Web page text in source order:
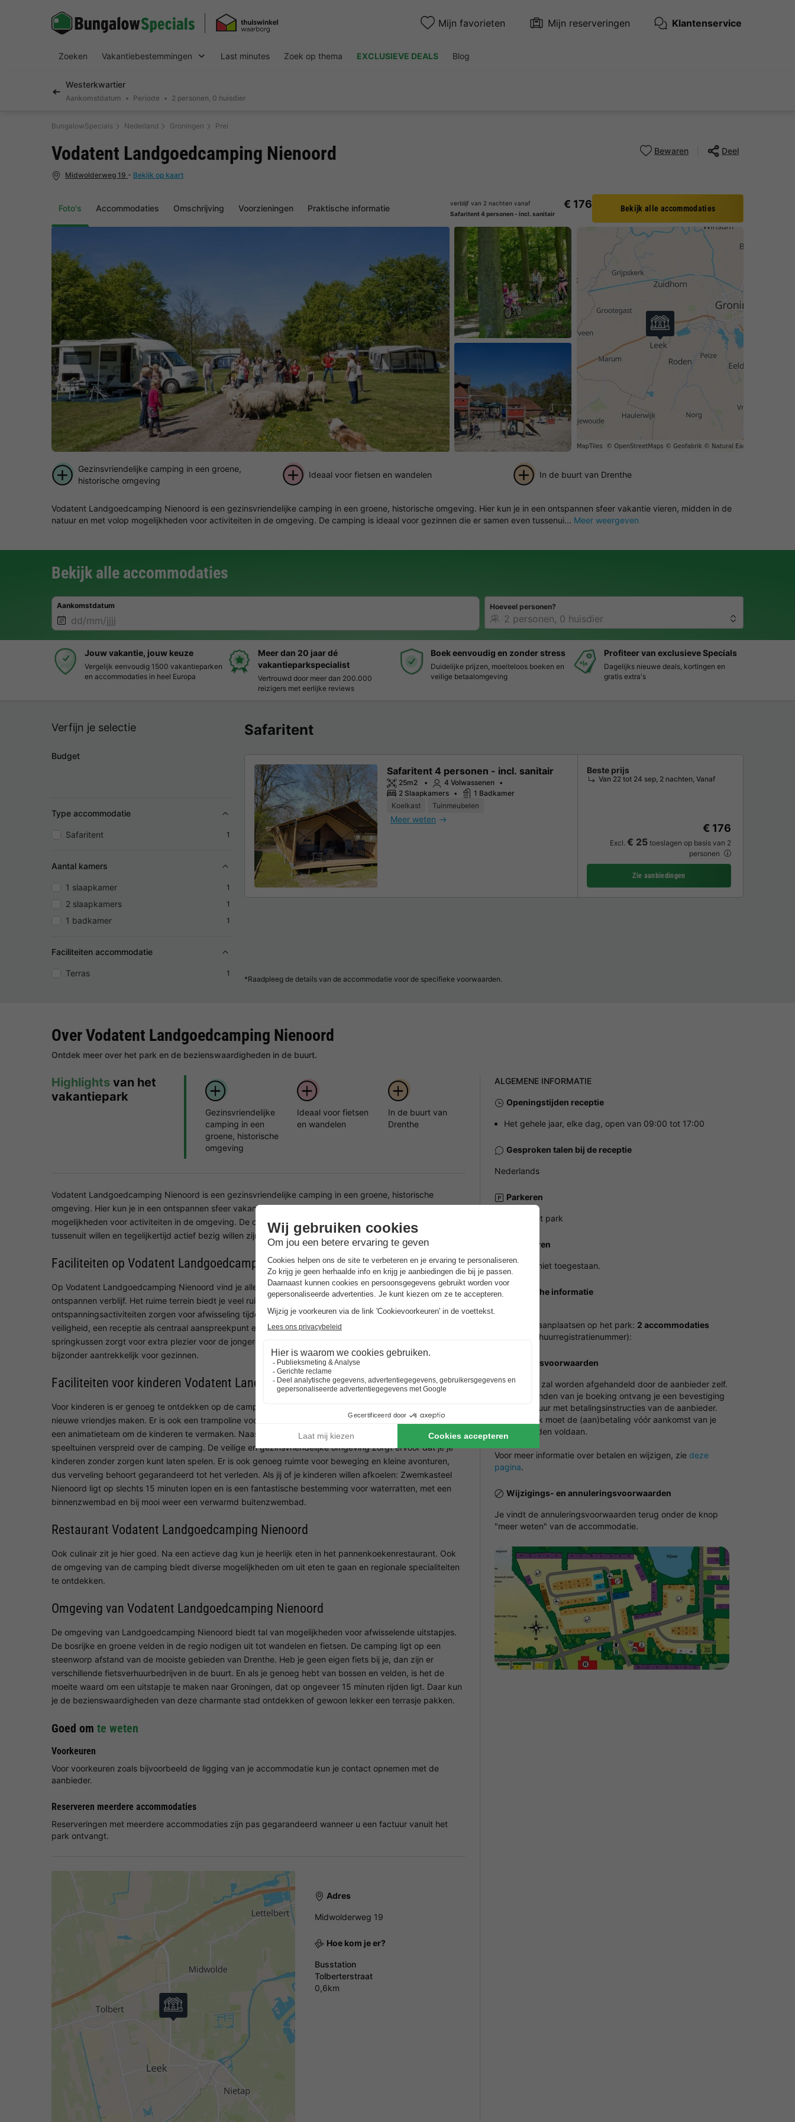
Mijn favorieten Mijn reserveringen Klantenservice
Zoeken Vakantiebestemmingen Last minutes Zoek op thema EXCLUSIEVE DEALS Blog
Westerkwartier
Aankomstdatum Periode 2 personen, 0 huisdier
BungalowSpecials Nederland Groningen Prei
Foto's Accommodaties Omschrijving Voorzieningen Praktische informatie
verblijf van 2 nachten vanaf
Safaritent 4 personen - incl. sanitair
€ 176 Bekijk alle accommodaties
Vodatent Landgoedcamping Nienoord Bewaren Deel
Midwolderweg 19 - Bekijk op kaart
foto's
Gezinsvriendelijke camping in een groene,
historische omgeving
Ideaal voor fietsen en wandelen In de buurt van Drenthe
Vodatent Landgoedcamping Nienoord is een gezinsvriendelijke camping in een groene, historische omgeving. Hier kun je in een ontspannen sfeer vakantie vieren, midden in de
natuur en met volop mogelijkheden voor activiteiten in de omgeving. De camping is ideaal voor gezinnen die er samen even tussenui... Meer weergeven
Bekijk alle accommodaties
Aankomstdatum Hoeveel personen?
Jouw vakantie, jouw keuze
Vergelijk eenvoudig 1500 vakantieparken
en accommodaties in heel Europa
Meer dan 20 jaar dé
vakantieparkspecialist
Vertrouwd door meer dan 200.000
reizigers met eerlijke reviews
Boek eenvoudig en zonder stress
Duidelijke prijzen, moeiteloos boeken en
veilige betaalomgeving
Profiteer van exclusieve Specials
Dagelijks nieuwe deals, kortingen en
gratis extra's
Verfijn je selectie
Budget
Type accommodatie
Safaritent 1
Aantal kamers
1 slaapkamer 1
2 slaapkamers 1
1 badkamer 1
Faciliteiten accommodatie
Terras 1
Safaritent
Safaritent 4 personen - incl. sanitair
25m2
4 Volwassenen
2 Slaapkamers
1 Badkamer
Koelkast
Tuinmeubelen
Meer weten
Beste prijs
Van 22 tot 24 sep, 2 nachten, Vanaf
€ 176
Excl. € 25 toeslagen op basis van 2
personen
Zie aanbiedingen
*Raadpleeg de details van de accommodatie voor de specifieke voorwaarden.
Over Vodatent Landgoedcamping Nienoord
Ontdek meer over het park en de bezienswaardigheden in de buurt.
Highlights van het
vakantiepark
Gezinsvriendelijke
camping in een
groene, historische
omgeving
Ideaal voor fietsen
en wandelen
In de buurt van
Drenthe
Vodatent Landgoedcamping Nienoord is een gezinsvriendelijke camping in een groene, historische
omgeving. Hier kun je in een ontspannen sfeer vakantie vieren, midden in de natuur en met volop
mogelijkheden voor activiteiten in de omgeving. De camping is ideaal voor gezinnen die er samen even
tussenuit willen en tegelijkertijd actief bezig willen zijn.
Faciliteiten op Vodatent Landgoedcamping Nienoord
Op Vodatent Landgoedcamping Nienoord vind je alles wat je nodig hebt voor een aangenaam en
ontspannen verblijf. Het ruime terrein biedt je veel ruimte om te ontspannen en te spelen. Diverse sport- en
ontspanningsactiviteiten zorgen voor afwisseling tijdens je vakantie. Ook is er een EHBO-post voor extra
veiligheid, een receptie als centraal aanspreekpunt en een sportveld voor actieve uurtjes. Een
springkussen zorgt voor extra plezier voor de jongere gasten. De rustige ligging maakt de camping
bijzonder aantrekkelijk voor gezinnen.
Faciliteiten voor kinderen Vodatent Landgoedcamping Nienoord
Voor kinderen is er genoeg te ontdekken op de camping. Speeltuinen nodigen uit tot klimmen, rennen en
nieuwe vriendjes maken. Er is ook een trampoline voor extra plezier en beweging. In het hoogseizoen is er
een animatieteam om de kinderen te vermaken. Naast de zeer grote speeltuin zijn er ook kleinere
speeltuinen verspreid over de camping. De veilige en gezinsvriendelijke omgeving zorgt ervoor dat je je
kinderen zonder zorgen kunt laten spelen. Er is ook genoeg ruimte voor beweging en kleine avonturen,
dus verveling behoort gegarandeerd tot het verleden. Als jij of je kinderen willen afkoelen: Zwemkasteel
Nienoord ligt op slechts 15 minuten lopen en is een fantastische bestemming voor waterratten, met een
binnenzwembad en bij mooi weer een verwarmd buitenzwembad.
Restaurant Vodatent Landgoedcamping Nienoord
Ook culinair zit je hier goed. Na een actieve dag kun je heerlijk eten in het pannenkoekenrestaurant. Ook
de omgeving van de camping biedt diverse mogelijkheden om uit eten te gaan en regionale specialiteiten
te ontdekken.
Omgeving van Vodatent Landgoedcamping Nienoord
De omgeving van Landgoedcamping Nienoord biedt tal van mogelijkheden voor afwisselende uitstapjes.
De bosrijke en groene velden in de regio nodigen uit tot wandelen en fietsen. De camping ligt op een
steenworp afstand van de mooiste gebieden van Drenthe. Heb je geen eigen fiets bij je, dan zijn er
verschillende fietsverhuurbedrijven in de buurt. En als je genoeg hebt van bossen en velden, is het de
moeite waard om een uitstapje te maken naar Groningen, dat op ongeveer 15 minuten rijden ligt. Daar kun
je de bezienswaardigheden van deze charmante stad ontdekken of gewoon lekker een terrasje pakken.
Goed om te weten
Voorkeuren
Voor voorkeuren zoals bijvoorbeeld de ligging van je accommodatie kun je contact opnemen met de
aanbieder.
Reserveren meerdere accommodaties
Reserveringen met meerdere accommodaties zijn pas gegarandeerd wanneer u een factuur vanuit het
park ontvangt.
Adres
Midwolderweg 19
Hoe kom je er?
Busstation
Tolberterstraat
0,6km
ALGEMENE INFORMATIE
Openingstijden receptie
Het gehele jaar, elke dag, open van 09:00 tot 17:00
Gesproken talen bij de receptie
Nederlands
Parkeren
Buiten het park
Huisdieren
Huisdieren niet toegestaan.
Praktische informatie
Aantal staanplaatsen op het park: 2 accommodaties
NRA (verhuurregistratienummer):
Betalingsvoorwaarden
De betaling zal worden afgehandeld door de aanbieder zelf.
Na het afronden van je boeking ontvang je een bevestiging
en een factuur met betalingsinstructies van de aanbieder.
Let op: vaak moet de (aan)betaling vóór aankomst van je
verblijf worden voldaan.
Voor meer informatie over betalen en wijzigen, ziedeze
pagina.
Wijzigings- en annuleringsvoorwaarden
Je vindt de annuleringsvoorwaarden terug onder de knop
"meer weten" van de accommodatie.
Bekijk de kaart